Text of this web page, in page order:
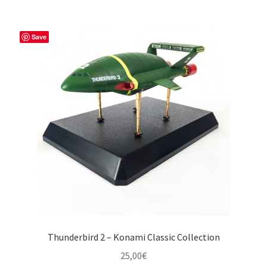
Save
Thunderbird 2 – Konami Classic Collection
25,00€